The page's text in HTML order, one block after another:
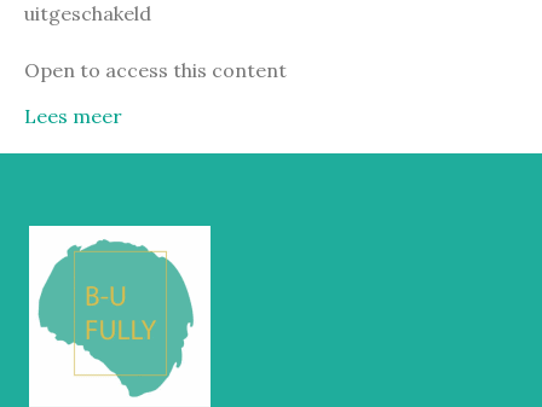
uitgeschakeld
leeromgeving
Open to access this content
Lees meer